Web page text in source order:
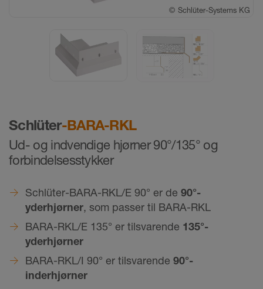
Schlüter-BARA-RKL
Ud- og indvendige hjørner 90°/135° og
forbindelsesstykker
Schlüter-BARA-RKL/E 90° er de 90°-
yderhjørner, som passer til BARA-RKL
BARA-RKL/E 135° er tilsvarende 135°-
yderhjørner
BARA-RKL/I 90° er tilsvarende 90°-
inderhjørner
© Schlüter-Systems KG
© Schlüter-Systems KG